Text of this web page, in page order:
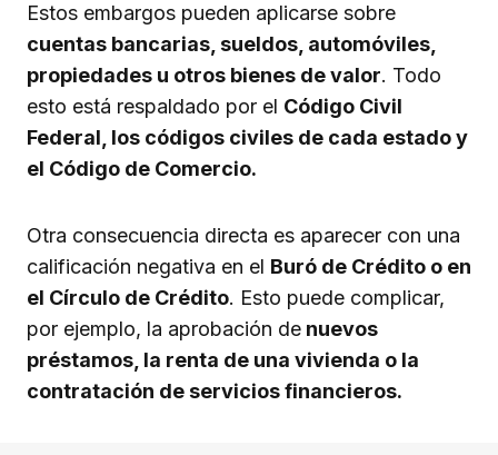
Estos embargos pueden aplicarse sobre
cuentas bancarias, sueldos, automóviles,
propiedades u otros bienes de valor. Todo
esto está respaldado por el Código Civil
Federal, los códigos civiles de cada estado y
el Código de Comercio.
Otra consecuencia directa es aparecer con una
calificación negativa en el Buró de Crédito o en
el Círculo de Crédito. Esto puede complicar,
por ejemplo, la aprobación de nuevos
préstamos, la renta de una vivienda o la
contratación de servicios financieros.